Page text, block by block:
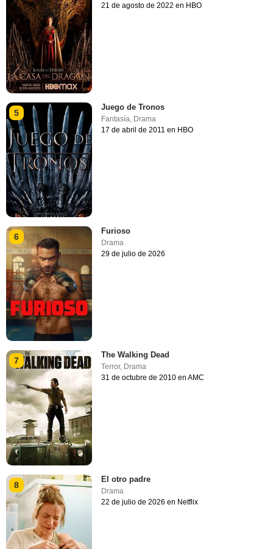
21 de agosto de 2022 en HBO
5
Juego de Tronos
Fantasía Drama
17 de abril de 2011 en HBO
6
Furioso
Drama
29 de julio de 2026
7
The Walking Dead
Terror, Drama
31 de octubre de 2010 en AMC
8
El otro padre
Drama
22 de julio de 2026 en Netflix